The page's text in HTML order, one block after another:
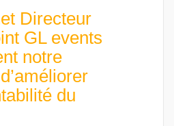
Directeur
GL events
notre
du